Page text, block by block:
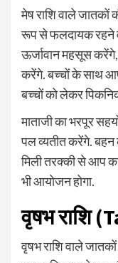
मेष राशि वाले जातकों
रूप से फलदायक रहने
ऊर्जावान महसूस
करेंगे. बच्चों के साथ
बच्चों को लेकर
माताजी का भरपूर
पल व्यतीत करेंगे. बहन
मिली तरक्की से आप
भी आयोजन होगा.
वृषभ राशि
वृषभ राशि वाले